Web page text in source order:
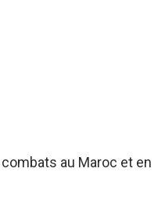
au Maroc et en